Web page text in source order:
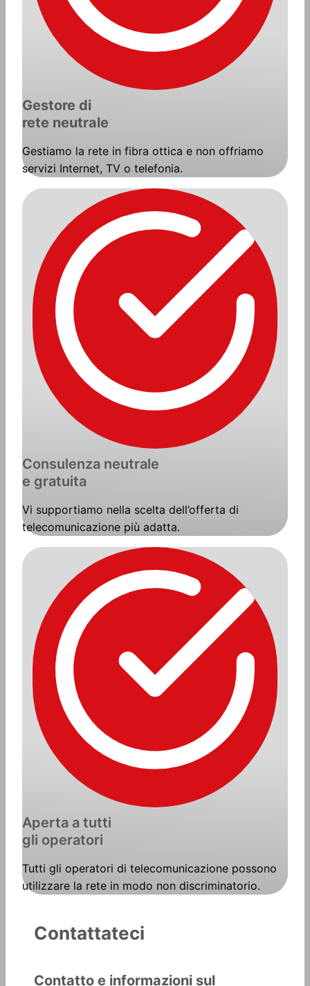
Gestore di
rete neutrale
Gestiamo la rete in fibra ottica e non offriamo
servizi Internet, TV o telefonia.
Consulenza neutrale
e gratuita
Vi supportiamo nella scelta dell’offerta di
telecomunicazione più adatta.
Aperta a tutti
gli operatori
Tutti gli operatori di telecomunicazione possono
utilizzare la rete in modo non discriminatorio.
Contattateci
Contatto e informazioni sul